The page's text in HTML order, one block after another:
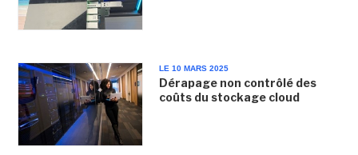
LE 10 MARS 2025
Dérapage non contrôlé des
coûts du stockage cloud